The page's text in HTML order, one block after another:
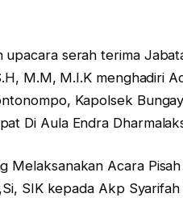
upacara serah terima
M.M, M.I.K menghadiri
Kapolsek
Di Aula Endra
Melaksanakan Acara
SIK kepada Akp